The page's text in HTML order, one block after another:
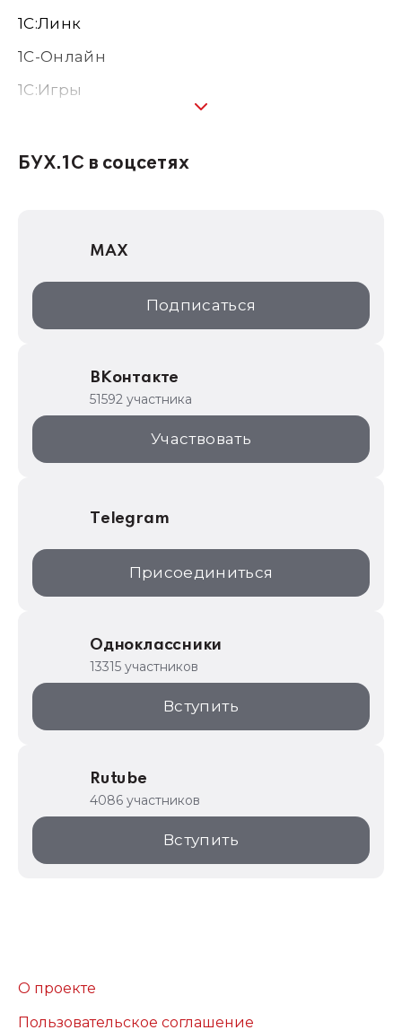
1С:Линк
1С-Онлайн
1C:Игры
1С:Консалтинг
1С:Дистрибьюция
1С:Образование
ИТС.1C.ru
1С:Торговая площадка
БУХ.1С в соцсетях
MAX
Подписаться
ВКонтакте
51592 участника
Участвовать
Telegram
Присоединиться
Одноклассники
13315 участников
Вступить
Rutube
4086 участников
Вступить
О проекте
Пользовательское соглашение